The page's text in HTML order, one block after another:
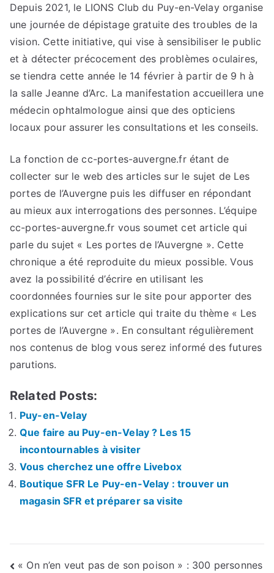
Depuis 2021, le LIONS Club du Puy-en-Velay organise
une journée de dépistage gratuite des troubles de la
vision. Cette initiative, qui vise à sensibiliser le public
et à détecter précocement des problèmes oculaires,
se tiendra cette année le 14 février à partir de 9 h à
la salle Jeanne d’Arc. La manifestation accueillera une
médecin ophtalmologue ainsi que des opticiens
locaux pour assurer les consultations et les conseils.
La fonction de cc-portes-auvergne.fr étant de
collecter sur le web des articles sur le sujet de Les
portes de l’Auvergne puis les diffuser en répondant
au mieux aux interrogations des personnes. L’équipe
cc-portes-auvergne.fr vous soumet cet article qui
parle du sujet « Les portes de l’Auvergne ». Cette
chronique a été reproduite du mieux possible. Vous
avez la possibilité d’écrire en utilisant les
coordonnées fournies sur le site pour apporter des
explications sur cet article qui traite du thème « Les
portes de l’Auvergne ». En consultant régulièrement
nos contenus de blog vous serez informé des futures
parutions.
Related Posts:
Puy-en-Velay
Que faire au Puy-en-Velay ? Les 15
incontournables à visiter
Vous cherchez une offre Livebox
Boutique SFR Le Puy-en-Velay : trouver un
magasin SFR et préparer sa visite
Navigation
« On n’en veut pas de son poison » : 300 personnes